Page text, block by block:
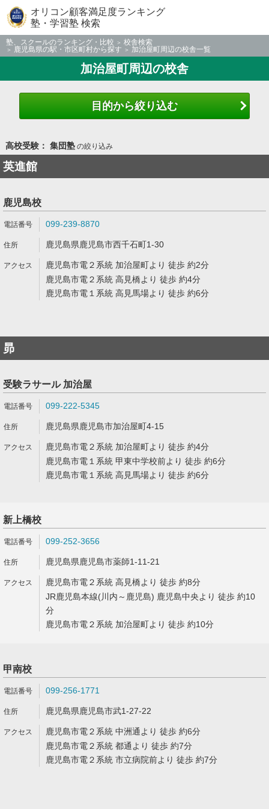
オリコン顧客満足度ランキング
塾・学習塾 検索
塾、スクールのランキング・比較
校舎検索
鹿児島県の駅・市区町村から探す
加治屋町周辺の校舎一覧
加治屋町周辺の校舎
目的から絞り込む
高校受験： 集団塾の絞り込み
英進館
鹿児島校
099-239-8870
鹿児島県鹿児島市西千石町1-30
鹿児島市電２系統 加治屋町より 徒歩 約2分
鹿児島市電２系統 高見橋より 徒歩 約4分
鹿児島市電１系統 高見馬場より 徒歩 約6分
昴
受験ラサール 加治屋
099-222-5345
鹿児島県鹿児島市加治屋町4-15
鹿児島市電２系統 加治屋町より 徒歩 約4分
鹿児島市電１系統 甲東中学校前より 徒歩 約6分
鹿児島市電１系統 高見馬場より 徒歩 約6分
新上橋校
099-252-3656
鹿児島県鹿児島市薬師1-11-21
鹿児島市電２系統 高見橋より 徒歩 約8分
JR鹿児島本線(川内～鹿児島) 鹿児島中央より 徒歩 約10
分
鹿児島市電２系統 加治屋町より 徒歩 約10分
甲南校
099-256-1771
鹿児島県鹿児島市武1-27-22
鹿児島市電２系統 中洲通より 徒歩 約6分
鹿児島市電２系統 都通より 徒歩 約7分
鹿児島市電２系統 市立病院前より 徒歩 約7分